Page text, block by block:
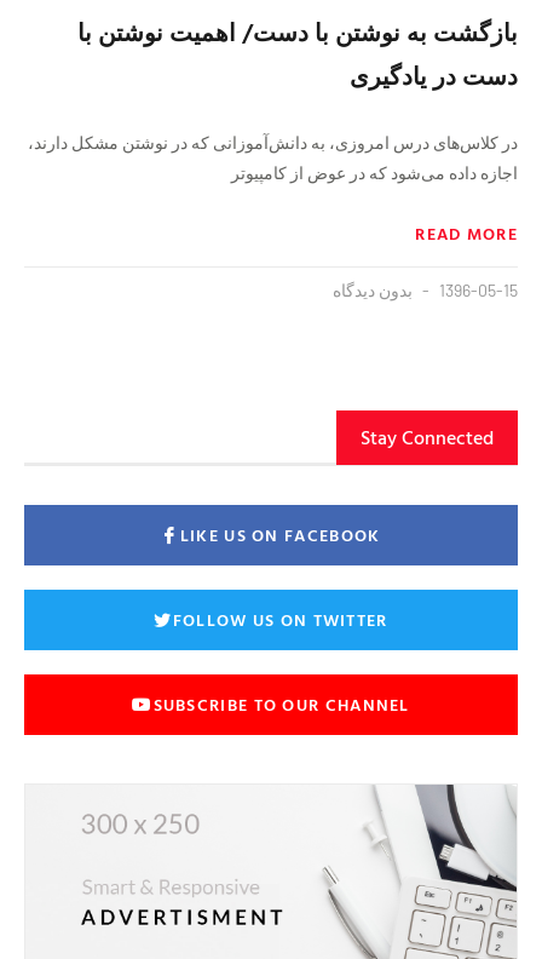
بازگشت به نوشتن با دست/ اهمیت نوشتن با
دست در یادگیری
در کلاس‌های درس امروزی، به دانش‌آموزانی که در نوشتن مشکل دارند،
اجازه داده می‌شود که در عوض از کامپیو‌تر
READ MORE
1396-05-15 بدون دیدگاه
Stay Connected
LIKE US ON FACEBOOK
FOLLOW US ON TWITTER
SUBSCRIBE TO OUR CHANNEL